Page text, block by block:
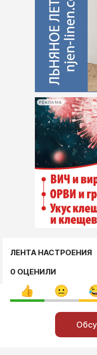
РЕКЛАМА
ЛЕНТА НАСТРОЕНИЯ
0 ОЦЕНИЛИ